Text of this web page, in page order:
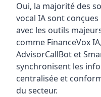
Oui, la majorité des
vocal IA sont
avec les outils
comme FinanceVox
AdvisorCallBot et
synchronisent les
centralisée et
du secteur.